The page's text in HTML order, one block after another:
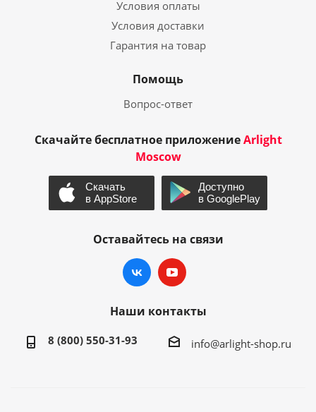
Условия оплаты
Условия доставки
Гарантия на товар
Помощь
Вопрос-ответ
Скачайте бесплатное приложениеArlight
Moscow
Оставайтесь на связи
Наши контакты
8 (800) 550-31-93 info@arlight-shop.ru